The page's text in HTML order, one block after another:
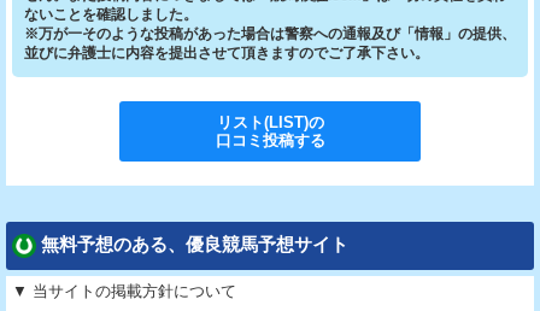
ないことを確認しました。
※万が一そのような投稿があった場合は警察への通報及び「情報」の提供、
並びに弁護士に内容を提出させて頂きますのでご了承下さい。
リスト(LIST)の
口コミ投稿する
無料予想のある、優良競馬予想サイト
▼ 当サイトの掲載方針について